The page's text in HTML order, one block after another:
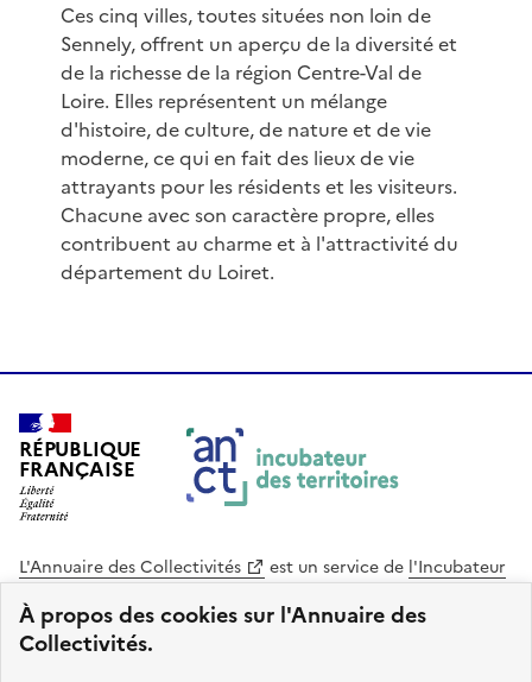
À propos des cookies sur l'Annuaire des
Collectivités.
Ces cinq villes, toutes situées non loin de
Sennely, offrent un aperçu de la diversité et
de la richesse de la région Centre-Val de
Loire. Elles représentent un mélange
d'histoire, de culture, de nature et de vie
moderne, ce qui en fait des lieux de vie
attrayants pour les résidents et les visiteurs.
Chacune avec son caractère propre, elles
contribuent au charme et à l'attractivité du
département du Loiret.
RÉPUBLIQUE
FRANÇAISE
L'Annuaire des Collectivités est un service de l'Incubateur
des Territoires
Cohésion des Territoires
. Le code source de ce site web
est disponible en licence libre. Le design de ce site est conçu